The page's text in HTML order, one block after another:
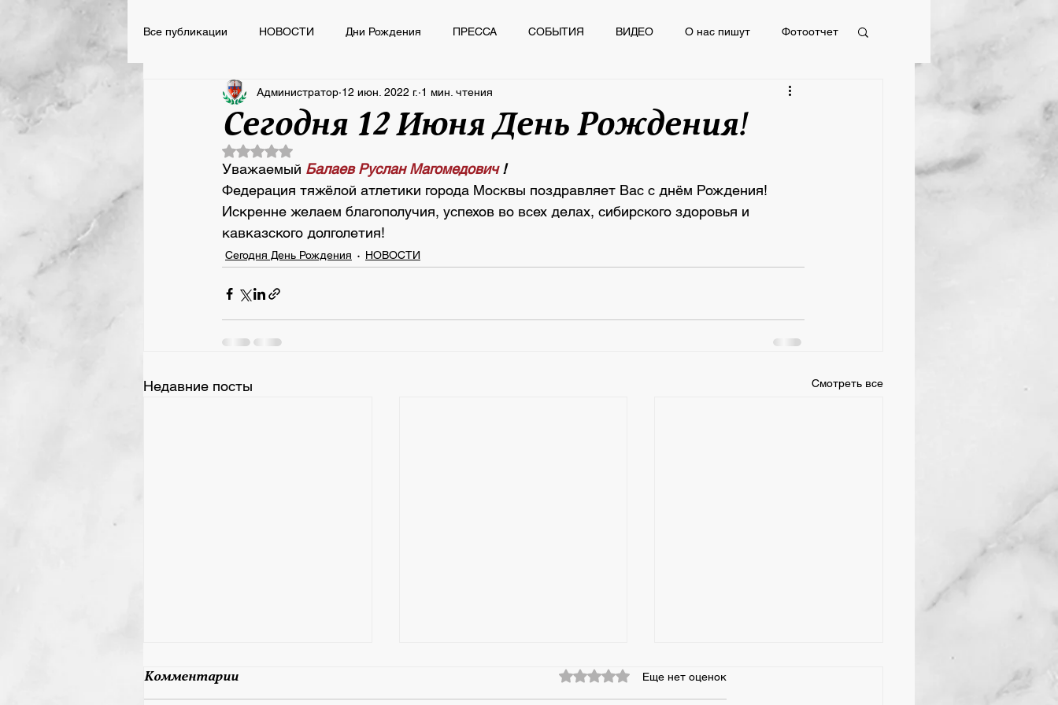
Все публикации НОВОСТИ Дни Рождения ПРЕССА СОБЫТИЯ ВИДЕО О нас пишут Фотоотчет
НОВОСТИ ВСПОМНИТЬ ВСЁ ПРЕССА СОБЫТИЯ
Сегодня День Рождения
Сегодня 12 Июня День Рождения!
Администратор 12 июн. 2022 г. 1 мин. чтения
Оценка: не число из 5 звезд.
Уважаемый Балаев Руслан Магомедович !
Федерация тяжёлой атлетики города Москвы поздравляет Вас с днём Рождения!
Искренне желаем благополучия, успехов во всех делах, сибирского здоровья и
кавказского долголетия!
Сегодня День Рождения НОВОСТИ
Недавние посты Смотреть все
28 мая 2026 День
Рождения у Юрова
Рождения у Аниканова
Рождения у Хрулева
Комментарии Оценка: 0 из 5 звезд.
Еще нет оценок